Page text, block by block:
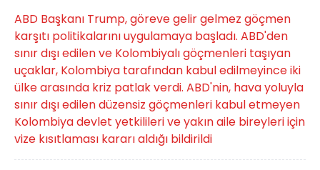
ABD Başkanı Trump, göreve gelir gelmez göçmen
karşıtı politikalarını uygulamaya başladı. ABD'den
sınır dışı edilen ve Kolombiyalı göçmenleri taşıyan
uçaklar, Kolombiya tarafından kabul edilmeyince iki
ülke arasında kriz patlak verdi. ABD'nin, hava yoluyla
sınır dışı edilen düzensiz göçmenleri kabul etmeyen
Kolombiya devlet yetkilileri ve yakın aile bireyleri için
vize kısıtlaması kararı aldığı bildirildi